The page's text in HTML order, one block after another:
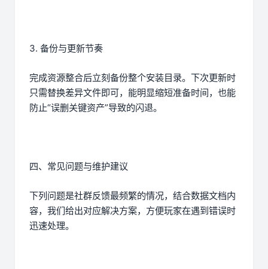
3. 备份与更新节奏
完成资源整合后立刻备份整个安装目录。下次更新时
只需替换差异文件即可，能明显缩短准备时间，也能
防止“误删关键资产”导致的闪退。
四、常见问题与维护建议
下列问题是社群反馈最频繁的情况，结合数据文档内
容，我们给出对应解决方案，方便玩家在遇到错误时
迅速处理。